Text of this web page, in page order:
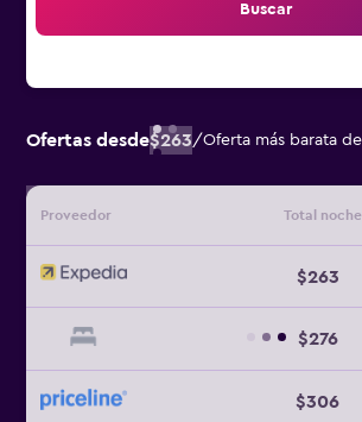
Buscar
Ofertas desde$263/Oferta más barata
Proveedor Total noche
$263
$276
$306